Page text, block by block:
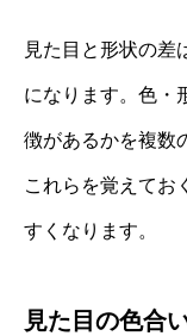
見た目と形状の差
になります。色・
徴があるかを複数
これらを覚えてお
すくなります。
見た目の色合